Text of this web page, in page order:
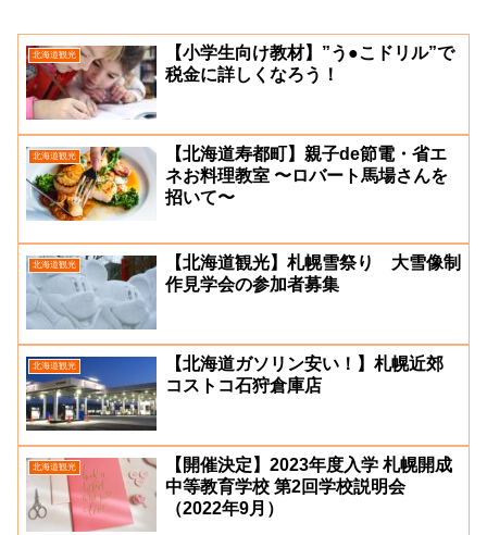
北海道観光
【小学生向け教材】”う●こドリル”で
税金に詳しくなろう！
北海道観光
【北海道寿都町】親子de節電・省エ
ネお料理教室 〜ロバート馬場さんを
招いて〜
北海道観光
【北海道観光】札幌雪祭り 大雪像制
作見学会の参加者募集
北海道観光
【北海道ガソリン安い！】札幌近郊
コストコ石狩倉庫店
北海道観光
【開催決定】2023年度入学 札幌開成
中等教育学校 第2回学校説明会
（2022年9月）